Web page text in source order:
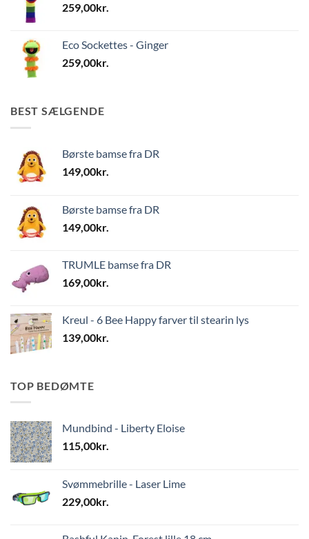
259,00kr.
Eco Sockettes - Ginger
259,00kr.
BEST SÆLGENDE
Børste bamse fra DR
149,00kr.
Børste bamse fra DR
149,00kr.
TRUMLE bamse fra DR
169,00kr.
Kreul - 6 Bee Happy farver til stearin lys
139,00kr.
TOP BEDØMTE
Mundbind - Liberty Eloise
115,00kr.
Svømmebrille - Laser Lime
229,00kr.